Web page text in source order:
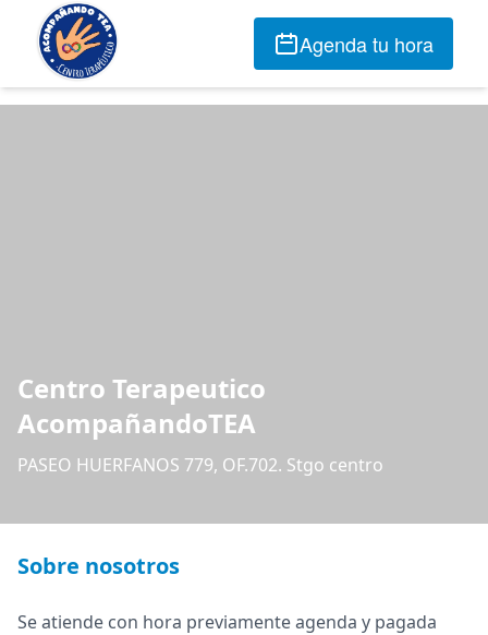
Agenda tu hora
Centro Terapeutico
AcompañandoTEA
PASEO HUERFANOS 779, OF.702. Stgo centro
Sobre nosotros
Se atiende con hora previamente agenda y pagada